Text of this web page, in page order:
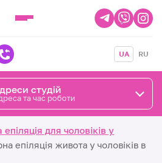
UA RU
студій
та час роботи
для чоловіків у
епіляція живота у чоловіків в